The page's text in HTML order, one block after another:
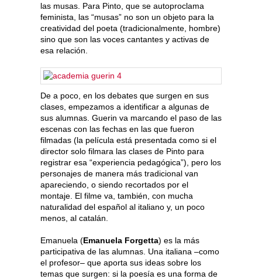
las musas. Para Pinto, que se autoproclama
feminista, las “musas” no son un objeto para la
creatividad del poeta (tradicionalmente, hombre)
sino que son las voces cantantes y activas de
esa relación.
De a poco, en los debates que surgen en sus
clases, empezamos a identificar a algunas de
sus alumnas. Guerin va marcando el paso de las
escenas con las fechas en las que fueron
filmadas (la película está presentada como si el
director solo filmara las clases de Pinto para
registrar esa “experiencia pedagógica”), pero los
personajes de manera más tradicional van
apareciendo, o siendo recortados por el
montaje. El filme va, también, con mucha
naturalidad del español al italiano y, un poco
menos, al catalán.
Emanuela (Emanuela Forgetta) es la más
participativa de las alumnas. Una italiana –como
el profesor– que aporta sus ideas sobre los
temas que surgen: si la poesía es una forma de